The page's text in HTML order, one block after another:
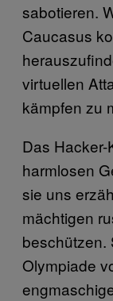
sabotieren.
Caucasus
virtuellen
kämpfen zu
Das
harmlosen
sie uns
mächtigen
beschützen.
Olympiade